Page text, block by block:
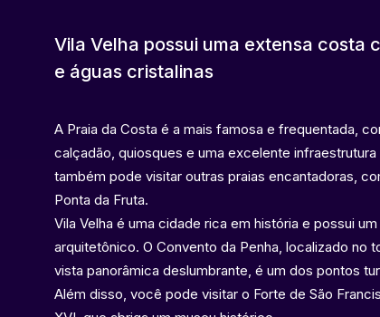
Vila Velha possui uma extensa costa
e águas cristalinas
A Praia da Costa é a mais famosa e frequentada,
calçadão, quiosques e uma excelente
também pode visitar outras praias encantadoras,
Ponta da Fruta.
Vila Velha é uma cidade rica em história e possui
arquitetônico. O Convento da Penha, localizado no
vista panorâmica deslumbrante, é um dos pontos
Além disso, você pode visitar o Forte de São